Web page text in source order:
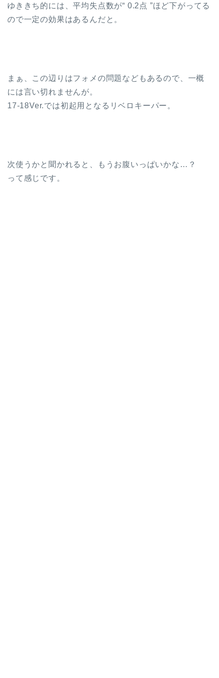
ゆききち的には、平均失点数が“ 0.2点 ”ほど下がってる
ので一定の効果はあるんだと。
まぁ、この辺りはフォメの問題などもあるので、一概
には言い切れませんが。
17-18Ver.では初起用となるリベロキーパー。
次使うかと聞かれると、もうお腹いっぱいかな…？
って感じです。